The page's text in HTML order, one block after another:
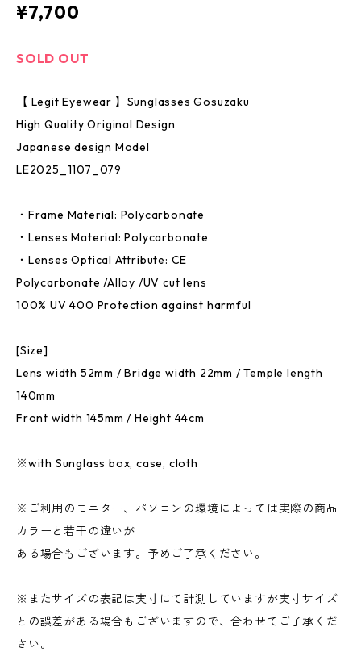
¥7,700
SOLD OUT
【 Legit Eyewear 】Sunglasses Gosuzaku
High Quality Original Design
Japanese design Model
LE2025_1107_079
・Frame Material: Polycarbonate
・Lenses Material: Polycarbonate
・Lenses Optical Attribute: CE
Polycarbonate /Alloy /UV cut lens
100% UV 400 Protection against harmful
[Size]
Lens width 52mm / Bridge width 22mm / Temple length
140mm
Front width 145mm / Height 44cm
※with Sunglass box, case, cloth
※ご利用のモニター、パソコンの環境によっては実際の商品
カラーと若干の違いが
ある場合もございます。予めご了承ください。
※またサイズの表記は実寸にて計測していますが実寸サイズ
との誤差がある場合もございますので、合わせてご了承くだ
さい。